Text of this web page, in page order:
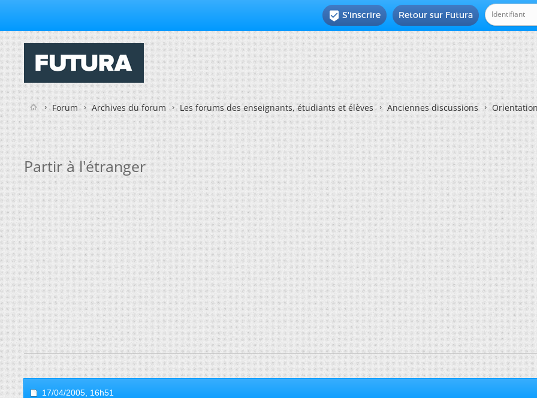
Retour sur Futura
 S'inscrire
Forum Archives du forum Les forums des enseignants, étudiants et élèves Anciennes discussions
Partir à l'étranger
17/04/2005, 16h51